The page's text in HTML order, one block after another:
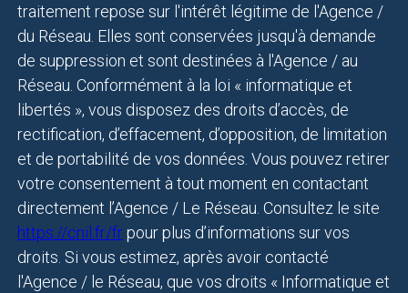
traitement repose sur l'intérêt légitime de l'Agence /
du Réseau. Elles sont conservées jusqu'à demande
de suppression et sont destinées à l'Agence / au
Réseau. Conformément à la loi « informatique et
libertés », vous disposez des droits d’accès, de
rectification, d’effacement, d’opposition, de limitation
et de portabilité de vos données. Vous pouvez retirer
votre consentement à tout moment en contactant
directement l’Agence / Le Réseau. Consultez le site
https://cnil.fr/frpour plus d’informations sur vos
droits. Si vous estimez, après avoir contacté
l'Agence / le Réseau, que vos droits « Informatique et